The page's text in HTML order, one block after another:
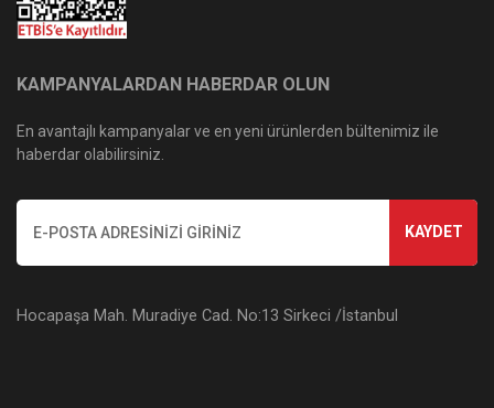
KAMPANYALARDAN HABERDAR OLUN
En avantajlı kampanyalar ve en yeni ürünlerden bültenimiz ile
haberdar olabilirsiniz.
KAYDET
Hocapaşa Mah. Muradiye Cad. No:13 Sirkeci /İstanbul